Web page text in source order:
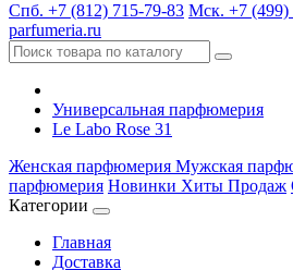
Спб. +7 (812) 715-79-83 Мск. +7 (499)
parfumeria.ru
Универсальная парфюмерия
Le Labo Rose 31
Женская парфюмерия Мужская
парфюмерия Новинки Хиты Продаж
Категории
Главная
Доставка